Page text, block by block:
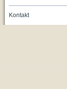
Kontakt